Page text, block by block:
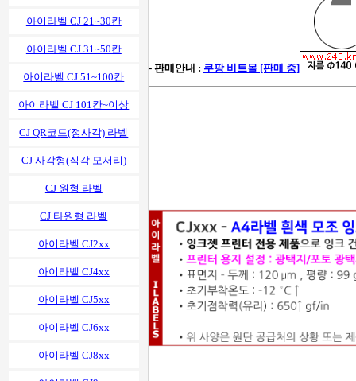
아이라벨 CJ 21~30칸
아이라벨 CJ 31~50칸
아이라벨 CJ 51~100칸
아이라벨 CJ 101칸~이상
CJ QR코드(정사각) 라벨
CJ 사각형(직각 모서리)
CJ 원형 라벨
CJ 타원형 라벨
아이라벨 CJ2xx
아이라벨 CJ4xx
아이라벨 CJ5xx
아이라벨 CJ6xx
아이라벨 CJ8xx
- 판매안내 : 쿠팡 비트몰 [판매 중]